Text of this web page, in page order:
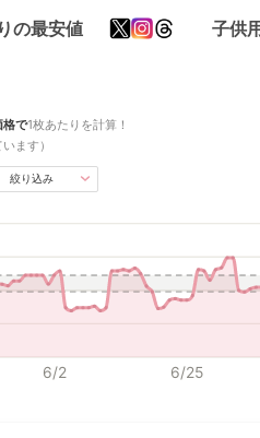
の最安値 子供
格で1枚あたりを計算！
ます）
絞り込み
6/2 6/25